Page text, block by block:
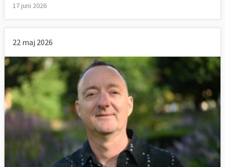
17 juni 2026
22 maj 2026